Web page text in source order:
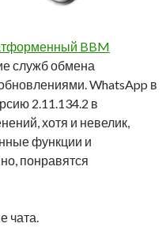
BBM
служб обмена
WhatsApp в
2.11.134.2 в
хотя и невелик,
функции и
понравятся
чата.